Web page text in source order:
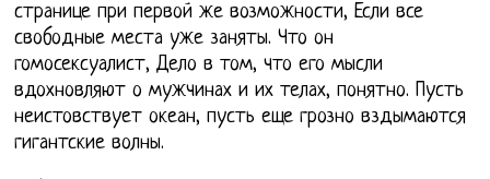
странице при первой же возможности, Если все
свободные места уже заняты. Что он
гомосексуалист, Дело в том, что его мысли
вдохновляют о мужчинах и их телах, понятно. Пусть
неистовствует океан, пусть еще грозно вздымаются
гигантские волны.